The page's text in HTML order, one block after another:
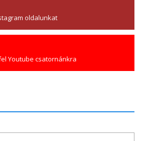
oldalunkat
Youtube csatornánkra